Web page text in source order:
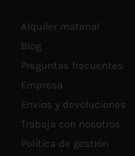
Alquiler material
Blog
Preguntas frecuentes
Empresa
Envíos y devoluciones
Trabaja con nosotros
Política de gestión